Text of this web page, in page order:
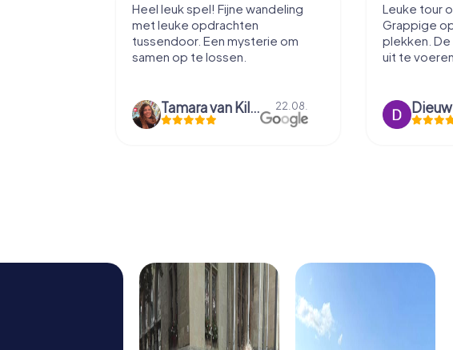
Heel leuk spel! Fijne wandeling
met leuke opdrachten
tussendoor. Een mysterie om
samen op te lossen.
Tamara van Kilsdonk 22.08.
Leuke tour
Grappige
plekken.
uit te voeren.